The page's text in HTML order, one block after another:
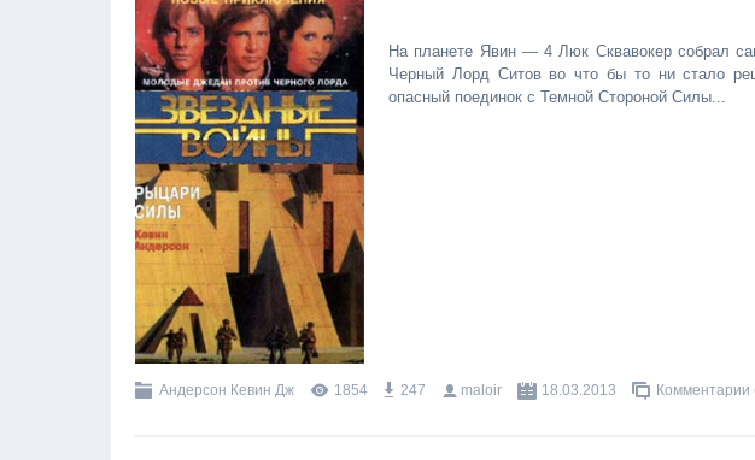
На планете Явин — 4 Люк Сквавокер собрал
Черный Лорд Ситов во что бы то ни стало
опасный поединок с Темной Стороной Силы...
Андерсон Кевин Дж 1854 247 maloir 18.03.2013 Комментарии